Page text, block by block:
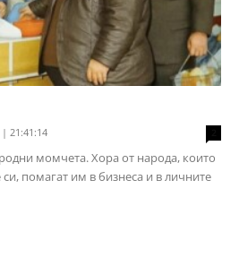
| 21:41:14
момчета. Хора от народа, които
помагат им в бизнеса и в личните